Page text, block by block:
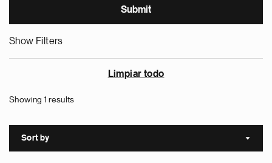
Show Filters
Limpiar todo
Showing 1 results
Sort by Sort